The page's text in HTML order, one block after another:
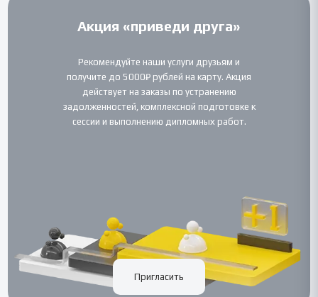
Акция «приведи друга»
Рекомендуйте наши услуги друзьям и
получите до 5000₽ рублей на карту. Акция
действует на заказы по устранению
задолженностей, комплексной подготовке к
сессии и выполнению дипломных работ.
Пригласить